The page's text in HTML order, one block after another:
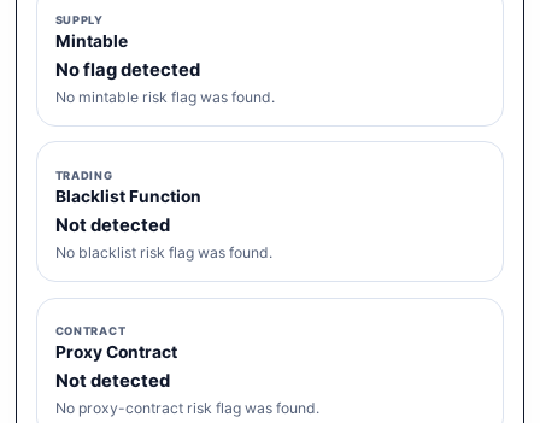
SUPPLY
Mintable
No flag detected
No mintable risk flag was found.
TRADING
Blacklist Function
Not detected
No blacklist risk flag was found.
CONTRACT
Proxy Contract
Not detected
No proxy-contract risk flag was found.